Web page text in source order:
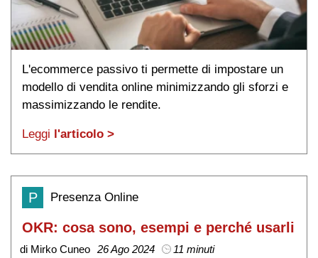
L'ecommerce passivo ti permette di impostare un
modello di vendita online minimizzando gli sforzi e
massimizzando le rendite.
Leggi l'articolo >
P Presenza Online
OKR: cosa sono, esempi e perché usarli
di Mirko Cuneo 26 Ago 2024 11 minuti